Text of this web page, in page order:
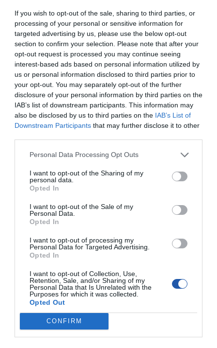
If you wish to opt-out of the sale, sharing to third parties, or
processing of your personal or sensitive information for
targeted advertising by us, please use the below opt-out
section to confirm your selection. Please note that after your
opt-out request is processed you may continue seeing
interest-based ads based on personal information utilized by
us or personal information disclosed to third parties prior to
your opt-out. You may separately opt-out of the further
disclosure of your personal information by third parties on the
IAB’s list of downstream participants. This information may
also be disclosed by us to third parties on the IAB’s List of
Downstream Participants that may further disclose it to other
Personal Data Processing Opt Outs
I want to opt-out of the Sharing of my
personal data.
Opted In
I want to opt-out of the Sale of my
Personal Data.
Opted In
I want to opt-out of processing my
Personal Data for Targeted Advertising.
Opted In
I want to opt-out of Collection, Use,
Retention, Sale, and/or Sharing of my
Personal Data that Is Unrelated with the
Purposes for which it was collected.
Opted Out
CONFIRM
głęboka analiza pakietów Deep Packet
Inspection (DPI), obsługa Jumbo Frames, bez
chłodzenia, Dynamic VLAN Support (GVRP),
12KV ESD Protector, Storm Control, tryb
agregacji
Zgodność z
normami:
IEEE 802.3af, IEEE 802.3at, IEEE 802.11x
Wskaźniki
statusu:
Status, PoE, link/activity,
łącze/aktywność/prędkość
Rozszerzenie / połączenie
Interfejsy:
8 x 1000Base-T RJ-45 PoE+ - 32 W
8 x 1000Base-T RJ-45
2 x Gigabit LAN SFP
1 x zarządzanie
Zasilanie
Zasilacz: Adapter mocy wewnętrznej
Moc wyjściowa: 60 wat
Wymagane
napięcie:
Zużycie energii
w trybie
aktywności:
18 wat
Zgodność z
normami:
IC, FCC, ETSI 300 019-1-4
Szerokość: 44.24 cm
Głębokość: 20 cm
2.8 kg
Gwarancja producenta